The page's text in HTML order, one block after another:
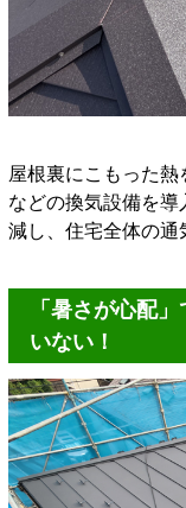
屋根裏にこもった熱
などの換気設備を
減し、住宅全体の通
「暑さが心配
いない！